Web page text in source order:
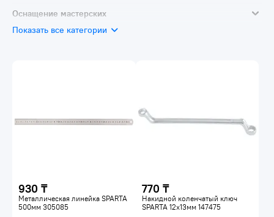
Автотовары
Специальный инструмент
Монтажные ленты
Оснащение мастерских
Верстаки
Показать все категории
930 ₸
Металлическая линейка SPARTA
500мм 305085
770 ₸
Накидной коленчатый ключ
SPARTA 12x13мм 147475